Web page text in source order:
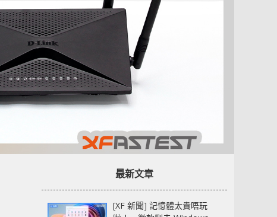
最新文章
[XF 新聞] 記憶體太貴唔玩